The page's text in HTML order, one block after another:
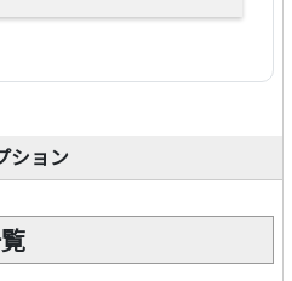
ション